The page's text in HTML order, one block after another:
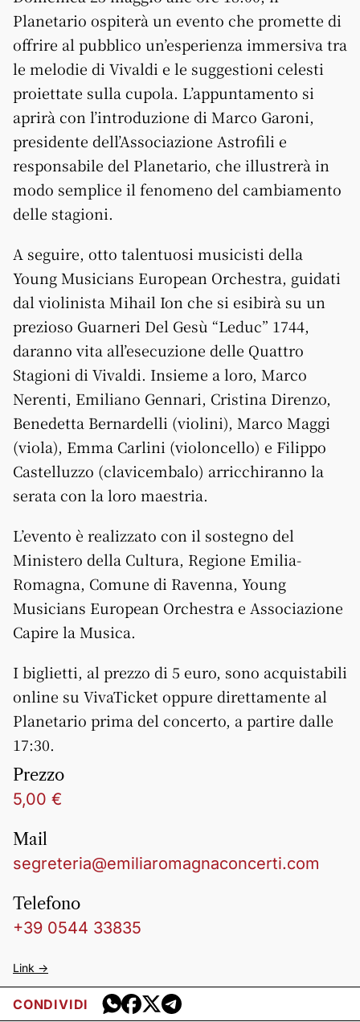
Planetario ospiterà un evento che promette di
offrire al pubblico un’esperienza immersiva tra
le melodie di Vivaldi e le suggestioni celesti
proiettate sulla cupola. L’appuntamento si
aprirà con l’introduzione di Marco Garoni,
presidente dell’Associazione Astrofili e
responsabile del Planetario, che illustrerà in
modo semplice il fenomeno del cambiamento
delle stagioni.
A seguire, otto talentuosi musicisti della
Young Musicians European Orchestra, guidati
dal violinista Mihail Ion che si esibirà su un
prezioso Guarneri Del Gesù “Leduc” 1744,
daranno vita all’esecuzione delle Quattro
Stagioni di Vivaldi. Insieme a loro, Marco
Nerenti, Emiliano Gennari, Cristina Direnzo,
Benedetta Bernardelli (violini), Marco Maggi
(viola), Emma Carlini (violoncello) e Filippo
Castelluzzo (clavicembalo) arricchiranno la
serata con la loro maestria.
L’evento è realizzato con il sostegno del
Ministero della Cultura, Regione Emilia-
Romagna, Comune di Ravenna, Young
Musicians European Orchestra e Associazione
Capire la Musica.
I biglietti, al prezzo di 5 euro, sono acquistabili
online su VivaTicket oppure direttamente al
Planetario prima del concerto, a partire dalle
17:30.
Prezzo
5,00 €
Mail
segreteria@emiliaromagnaconcerti.com
Telefono
+39 0544 33835
Link ->
CONDIVIDI